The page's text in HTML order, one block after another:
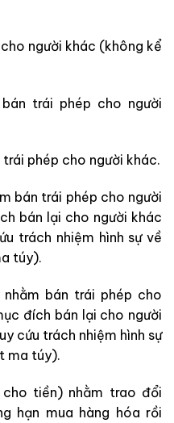
người khác (không kể
trái phép cho người
phép cho người khác.
bán trái phép cho người
bán lại cho người khác
trách nhiệm hình sự về
túy).
bán trái phép cho
đích bán lại cho người
cứu trách nhiệm hình sự
ma túy).
tiền) nhằm trao đổi
hạn mua hàng hóa rồi